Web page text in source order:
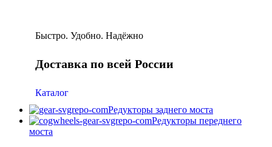
Быстро. Удобно. Надёжно
Доставка по всей России
Каталог
Редукторы заднего моста
Редукторы переднего
моста